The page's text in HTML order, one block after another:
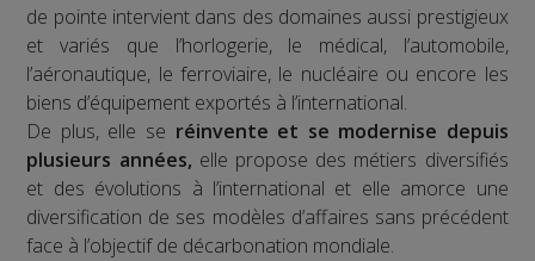
de pointe intervient dans des domaines aussi prestigieux
et variés que l’horlogerie, le médical, l’automobile,
l’aéronautique, le ferroviaire, le nucléaire ou encore les
biens d’équipement exportés à l’international.
De plus, elle se réinvente et se modernise depuis
plusieurs années, elle propose des métiers diversifiés
et des évolutions à l’international et elle amorce une
diversification de ses modèles d’affaires sans précédent
face à l’objectif de décarbonation mondiale.